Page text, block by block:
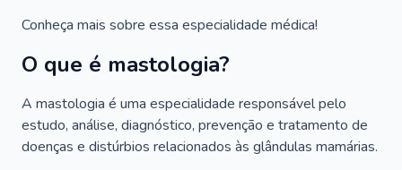
Conheça mais sobre essa especialidade médica!
O que é mastologia?
A mastologia é uma especialidade responsável pelo
estudo, análise, diagnóstico, prevenção e tratamento de
doenças e distúrbios relacionados às glândulas mamárias.